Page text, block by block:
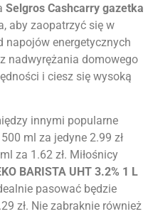
Selgros Cashcarry gazetka
aby zaopatrzyć się w
napojów energetycznych
nadwyrężania domowego
i ciesz się wysoką
innymi popularne
ml za jedyne 2.99 zł
za 1.62 zł. Miłośnicy
BARISTA UHT 3.2% 1 L
pasować będzie
zł. Nie zabraknie również